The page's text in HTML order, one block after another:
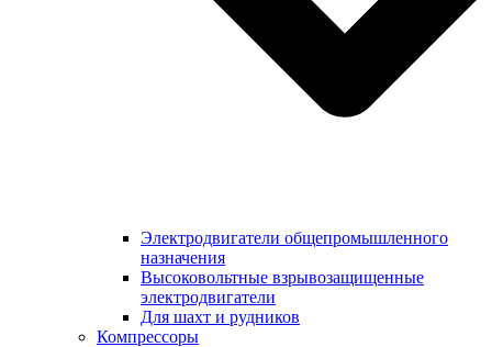
Электродвигатели общепромышленного
назначения
Высоковольтные взрывозащищенные
электродвигатели
Для шахт и рудников
Компрессоры